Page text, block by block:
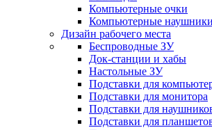
Компьютерные очки
Компьютерные
Дизайн рабочего места
Беспроводные ЗУ
Док-станции и хабы
Настольные ЗУ
Подставки для
Подставки для монитора
Подставки для
Подставки для